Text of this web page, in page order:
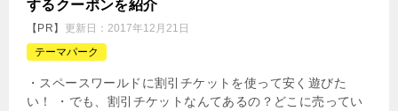
するクーポンを紹介
【PR】 更新日： 2017年12月21日
テーマパーク
・スペースワールドに割引チケットを使って安く遊びた
い！ ・でも、割引チケットなんてあるの？どこに売ってい